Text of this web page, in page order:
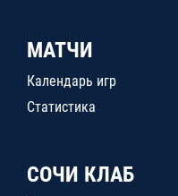
МАТЧИ
Календарь игр
Статистика
СОЧИ КЛАБ